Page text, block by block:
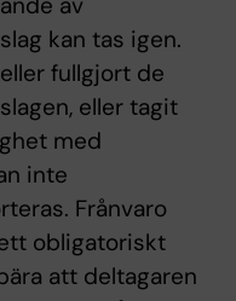
kan tas igen.
fullgjort de
eller tagit
med
inte
Frånvaro
obligatoriskt
att deltagaren